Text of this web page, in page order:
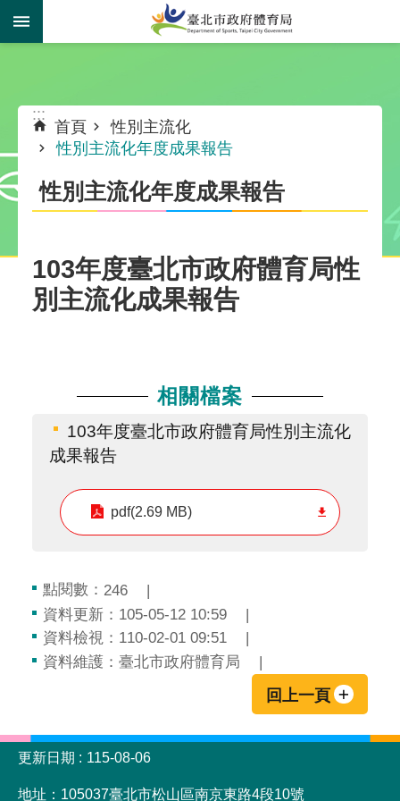
跳到主要內容區塊
:::
首頁
性別主流化
性別主流化年度成果報告
性別主流化年度成果報告
103年度臺北市政府體育局性
別主流化成果報告
相關檔案
103年度臺北市政府體育局性別主流化
成果報告
pdf(2.69 MB)
點閱數： 246
資料更新：105-05-12 10:59
資料檢視：110-02-01 09:51
資料維護：臺北市政府體育局
回上一頁
:::
更新日期
115-08-06
地址：105037臺北市松山區南京東路4段10號